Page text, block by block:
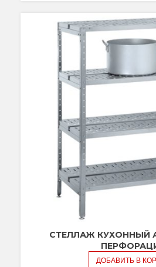
СТЕЛЛАЖ КУХОННЫЙ
ДОБАВИТЬ В